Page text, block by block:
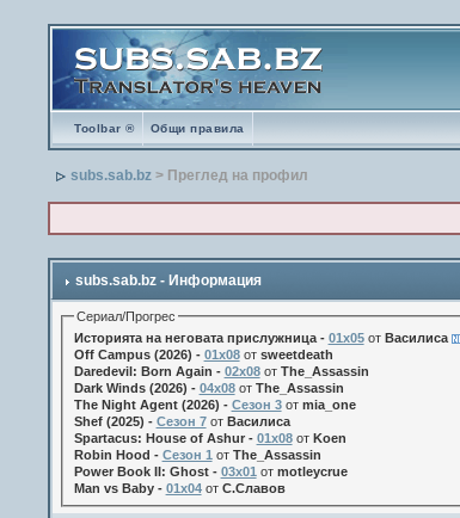
Toolbar ® Общи правила
subs.sab.bz > Преглед на профил
subs.sab.bz - Информация
Сериал/Прогрес
Историята на неговата прислужница - 01х05от Василиса
Off Campus (2026) - 01x08от sweetdeath
Daredevil: Born Again - 02x08от The_Assassin
Dark Winds (2026) - 04x08от The_Assassin
The Night Agent (2026) - Сезон 3от mia_one
Shef (2025) - Сезон 7от Василиса
Spartacus: House of Ashur - 01x08от Koen
Robin Hood - Сезон 1 от The_Assassin
Power Book II: Ghost - 03x01 от motleycrue
Man vs Baby - 01x04от С.Славов